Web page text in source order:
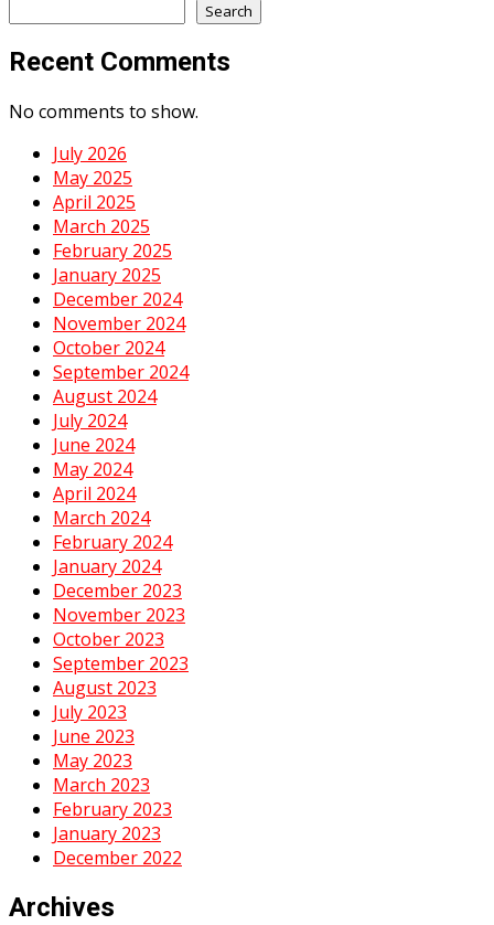
Search
Recent Comments
No comments to show.
July 2026
May 2025
April 2025
March 2025
February 2025
January 2025
December 2024
November 2024
October 2024
September 2024
August 2024
July 2024
June 2024
May 2024
April 2024
March 2024
February 2024
January 2024
December 2023
November 2023
October 2023
September 2023
August 2023
July 2023
June 2023
May 2023
March 2023
February 2023
January 2023
December 2022
Archives